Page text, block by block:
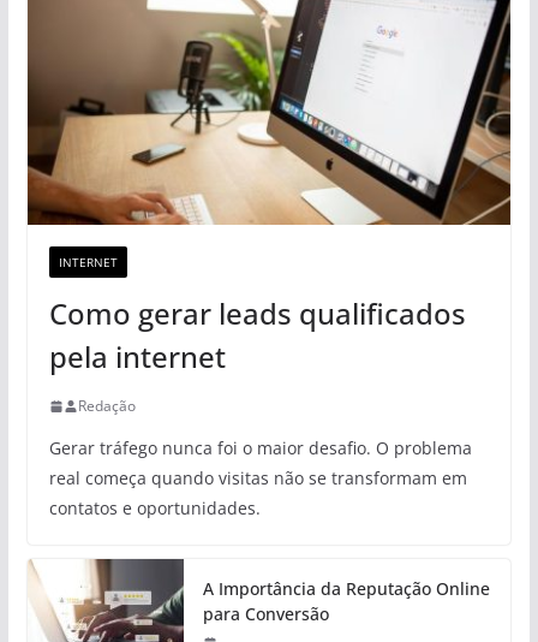
INTERNET
Como gerar leads qualificados
pela internet
Redação
Gerar tráfego nunca foi o maior desafio. O problema
real começa quando visitas não se transformam em
contatos e oportunidades.
A Importância da Reputação Online
para Conversão